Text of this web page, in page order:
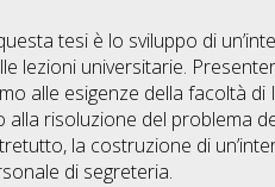
tesi è lo sviluppo di
lezioni universitarie.
alle esigenze della facoltà
risoluzione del problema
la costruzione di
di segreteria.